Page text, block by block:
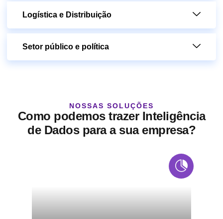
Logística e Distribuição
Setor público e política
NOSSAS SOLUÇÕES
Como podemos trazer Inteligência
de Dados para a sua empresa?